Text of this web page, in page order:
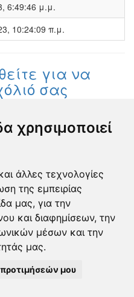
χρησιμοποιεί
άλλες τεχνολογίες
της εμπειρίας
μας, για την
και διαφημίσεων, την
μέσων και την
μας.
μου
6:49:46 μ.μ.
10:24:09 π.μ.
για να
σας
της
Developed byTessera